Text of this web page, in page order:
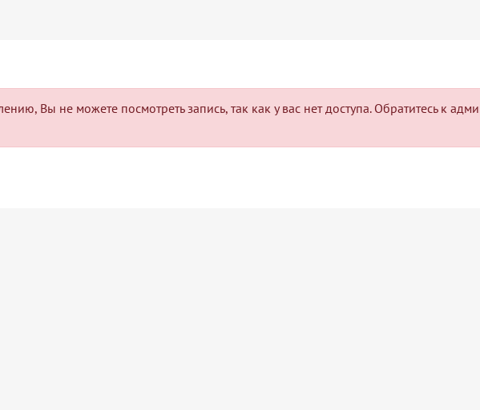
Вы не можете посмотреть запись, так как у вас нет доступа. Обратитесь к